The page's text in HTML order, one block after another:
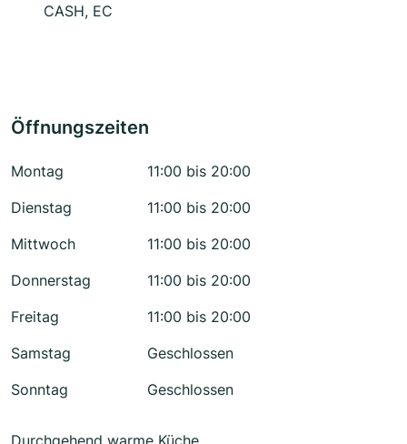
CASH, EC
Öffnungszeiten
Montag
11:00 bis 20:00
Dienstag
11:00 bis 20:00
Mittwoch
11:00 bis 20:00
Donnerstag
11:00 bis 20:00
Freitag
11:00 bis 20:00
Samstag
Geschlossen
Sonntag
Geschlossen